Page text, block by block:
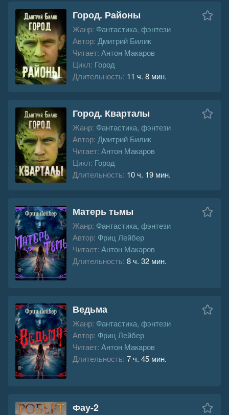
Город. Районы
Жанр: Фантастика, фэнтези
Автор: Дмитрий Билик
Читает: Антон Макаров
Цикл: Город
Длительность: 11 ч. 8 мин.
Город. Кварталы
Жанр: Фантастика, фэнтези
Автор: Дмитрий Билик
Читает: Антон Макаров
Цикл: Город
Длительность: 10 ч. 19 мин.
Матерь тьмы
Жанр: Фантастика, фэнтези
Автор: Фриц Лейбер
Читает: Антон Макаров
Длительность: 8 ч. 32 мин.
Ведьма
Жанр: Фантастика, фэнтези
Автор: Фриц Лейбер
Читает: Антон Макаров
Длительность: 7 ч. 45 мин.
Фау-2